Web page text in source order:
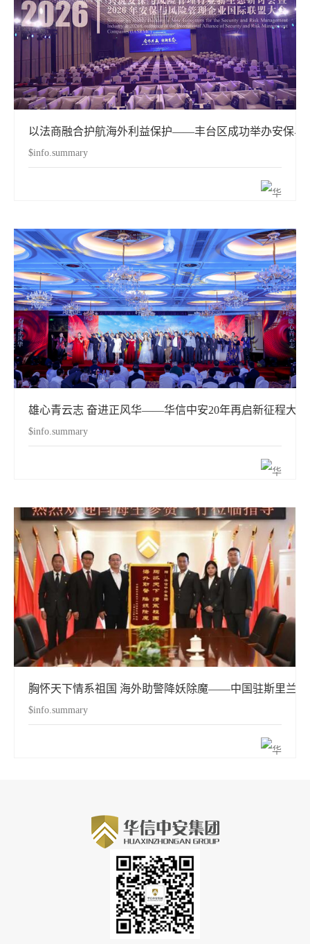
以法商融合护航海外利益保护——丰台区成功举办安保与
$info.summary
雄心青云志 奋进正风华——华信中安20年再启新征程大会
$info.summary
胸怀天下情系祖国 海外助警降妖除魔——中国驻斯里兰
$info.summary